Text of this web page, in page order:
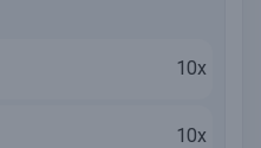
10x
10x